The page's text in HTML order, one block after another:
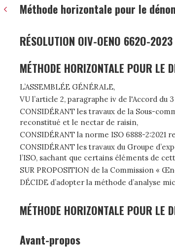
Méthode horizontale pour le
RÉSOLUTION OIV-OENO 662O-2023
MÉTHODE HORIZONTALE POUR LE
L’ASSEMBLÉE GÉNÉRALE,
VU l’article 2, paragraphe iv de l'Accord
CONSIDÉRANT les travaux de la Sous-
reconstitué et le nectar de raisin,
CONSIDÉRANT la norme ISO 6888-2:2021
CONSIDÉRANT les travaux du Groupe
l’ISO, sachant que certains éléments de
SUR PROPOSITION de la Commission «
DÉCIDE d’adopter la méthode d’analyse
MÉTHODE HORIZONTALE POUR LE
Avant-propos